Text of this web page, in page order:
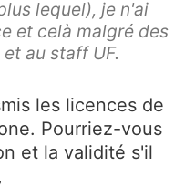
lequel), je n'ai
et celà malgré des
au staff UF.
les licences de
Pourriez-vous
et la validité s'il